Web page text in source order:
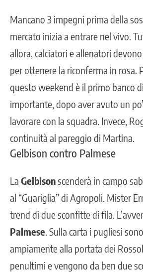
Mancano 3 impegni prima della
mercato inizia a entrare nel vivo.
allora, calciatori e allenatori
per ottenere la riconferma in rosa.
questo weekend è il primo banco
importante, dopo aver avuto un
lavorare con la squadra. Invece,
continuità al pareggio di Martina.
Gelbison contro Palmese
La Gelbisonscenderà in campo
al “Guariglia” di Agropoli. Mister
trend di due sconfitte di fila.
Palmese . Sulla carta i pugliesi
ampiamente alla portata dei
penultimi e vengono da ben due